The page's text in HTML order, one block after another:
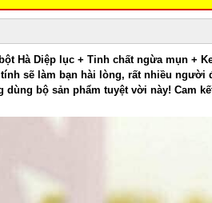
Hà Diệp lục + Tinh chất ngừa mụn +
sẽ làm bạn hài lòng, rất nhiều người
bộ sản phẩm tuyệt vời này! Cam